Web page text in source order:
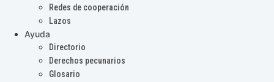
Redes de cooperación
Lazos
Ayuda
Directorio
Derechos pecunarios
Glosario